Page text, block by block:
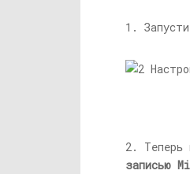
1.
2. Теперь
записью